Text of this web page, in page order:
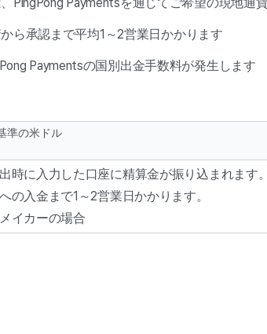
ら承認まで平均1～2営業日かかります
Paymentsの国別出金手数料が発生します
準の米ドル
時に入力した口座に精算金が振り込まれます
の入金まで1～2営業日かかります。
イカーの場合